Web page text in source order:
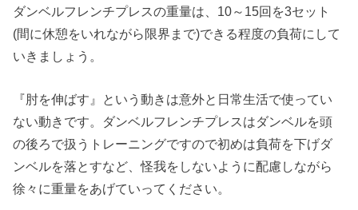
ダンベルフレンチプレスの重量は、10～15回を3セット
(間に休憩をいれながら限界まで)できる程度の負荷にして
いきましょう。
『肘を伸ばす』という動きは意外と日常生活で使ってい
ない動きです。ダンベルフレンチプレスはダンベルを頭
の後ろで扱うトレーニングですので初めは負荷を下げダ
ンベルを落とすなど、怪我をしないように配慮しながら
徐々に重量をあげていってください。